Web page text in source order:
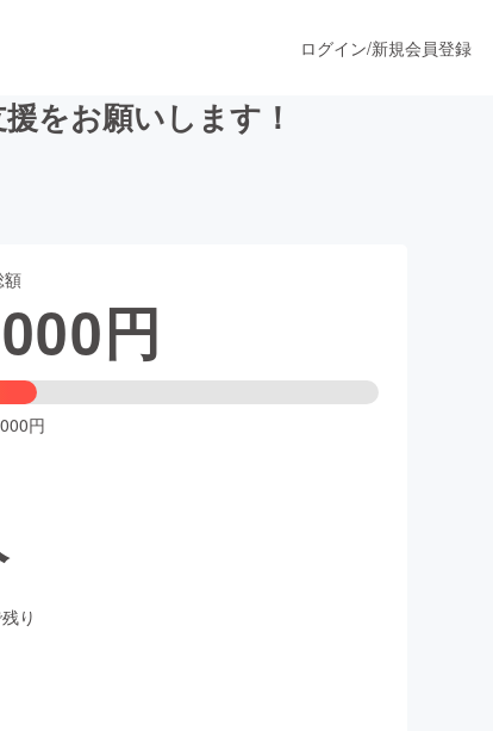
ファッション
ログイン/新規会員登録
をお願いします！
額
円
円
り